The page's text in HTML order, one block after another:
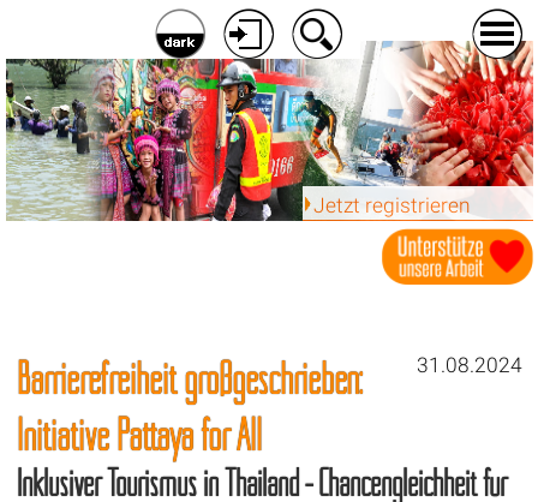
Jetzt registrieren
31.08.2024
Barrierefreiheit großgeschrieben:
Initiative Pattaya for All
Inklusiver Tourismus in Thailand - Chancengleichheit für